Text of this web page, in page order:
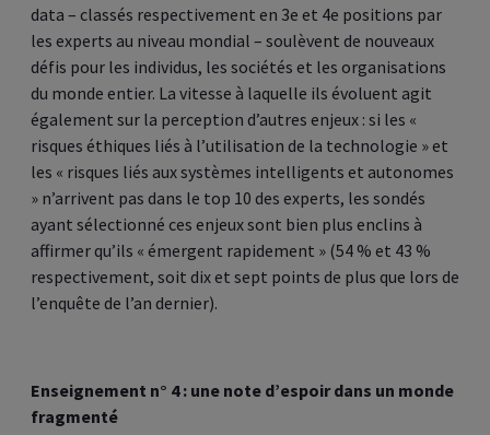
data – classés respectivement en 3e et 4e positions par
les experts au niveau mondial – soulèvent de nouveaux
défis pour les individus, les sociétés et les organisations
du monde entier. La vitesse à laquelle ils évoluent agit
également sur la perception d’autres enjeux : si les «
risques éthiques liés à l’utilisation de la technologie » et
les « risques liés aux systèmes intelligents et autonomes
» n’arrivent pas dans le top 10 des experts, les sondés
ayant sélectionné ces enjeux sont bien plus enclins à
affirmer qu’ils « émergent rapidement » (54 % et 43 %
respectivement, soit dix et sept points de plus que lors de
l’enquête de l’an dernier).
Enseignement n° 4 : une note d’espoir dans un monde
fragmenté